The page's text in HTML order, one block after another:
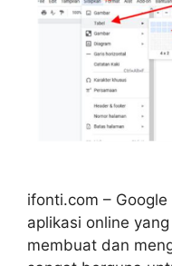
ifonti.com –
aplikasi online
membuat dan